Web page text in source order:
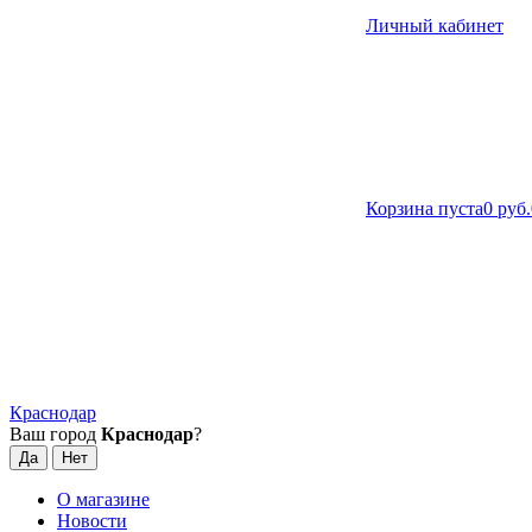
Личный кабинет
Корзина пуста0 руб.
Краснодар
Ваш город Краснодар?
О магазине
Новости